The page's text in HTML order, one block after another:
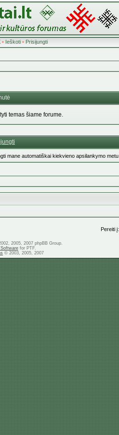
• Ieškoti• Prisijungti
temas šiame forume.
mane automatiškai kiekvieno apsilankymo metu
Pereiti į:
2005, 2007 phpBB Group.
for PTF.
© 2003, 2005, 2007